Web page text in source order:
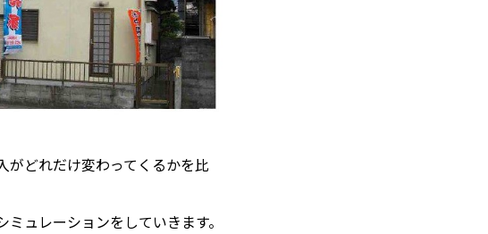
がどれだけ変わってくるかを比
ュレーションをしていきます。